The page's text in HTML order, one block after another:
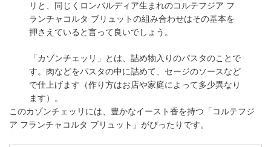
リと、同じくロンバルディア生まれのコルテフジア フ
ランチャコルタ ブリュットの組み合わせはその基本を
押さえていると言って良いでしょう。
「カゾンチェッリ」とは、詰め物入りのパスタのことで
す。肉などをパスタの中に詰めて、セージのソースなど
で仕上げます（作り方はお店や家庭によって多少異なり
ます）。
このカゾンチェッリには、豊かなイースト香を持つ「コルテフジ
ア フランチャコルタ ブリュット」がぴったりです。